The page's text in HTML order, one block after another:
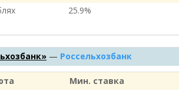
25.9%
— Россельхозбанк
Мин. ставка